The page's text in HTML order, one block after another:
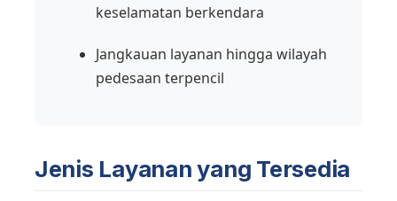
keselamatan berkendara
Jangkauan layanan hingga wilayah
pedesaan terpencil
Jenis Layanan yang Tersedia